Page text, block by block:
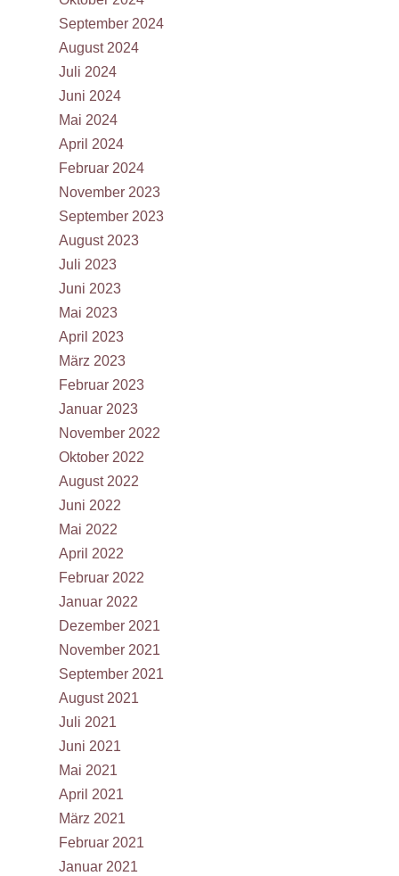
September 2024
August 2024
Juli 2024
Juni 2024
Mai 2024
April 2024
Februar 2024
November 2023
September 2023
August 2023
Juli 2023
Juni 2023
Mai 2023
April 2023
März 2023
Februar 2023
Januar 2023
November 2022
Oktober 2022
August 2022
Juni 2022
Mai 2022
April 2022
Februar 2022
Januar 2022
Dezember 2021
November 2021
September 2021
August 2021
Juli 2021
Juni 2021
Mai 2021
April 2021
März 2021
Februar 2021
Januar 2021